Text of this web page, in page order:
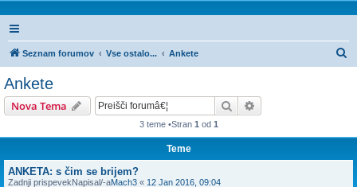
Seznam forumov Vse ostalo... Ankete
Ankete
Nova Tema Iskanje
3 teme •Stran 1 od 1
Teme
ANKETA: s čim se brijem?
Zadnji prispevekNapisal/-aMach3 « 12 Jan 2016, 09:04